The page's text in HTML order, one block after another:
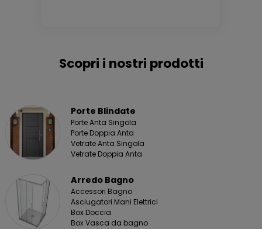
Scopri i nostri prodotti
Porte Blindate
Porte Anta Singola
Porte Doppia Anta
Vetrate Anta Singola
Vetrate Doppia Anta
Arredo Bagno
Accessori Bagno
Asciugatori Mani Elettrici
Box Doccia
Box Vasca da bagno